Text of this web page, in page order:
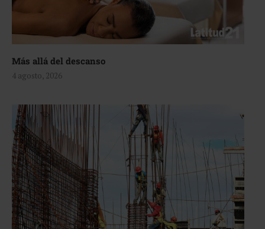
Más allá del descanso
4 agosto, 2026